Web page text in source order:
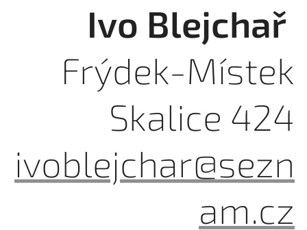
Ivo Blejchař
Frýdek-Místek
Skalice 424
ivoblejchar@sezn
am.cz